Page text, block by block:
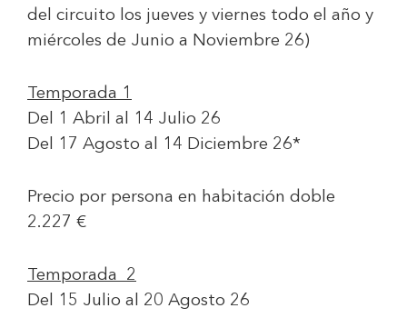
del circuito los jueves y viernes todo el año y
miércoles de Junio a Noviembre 26)
Temporada 1
Del 1 Abril al 14 Julio 26
Del 17 Agosto al 14 Diciembre 26*
Precio por persona en habitación doble
2.227 €
Temporada 2
Del 15 Julio al 20 Agosto 26